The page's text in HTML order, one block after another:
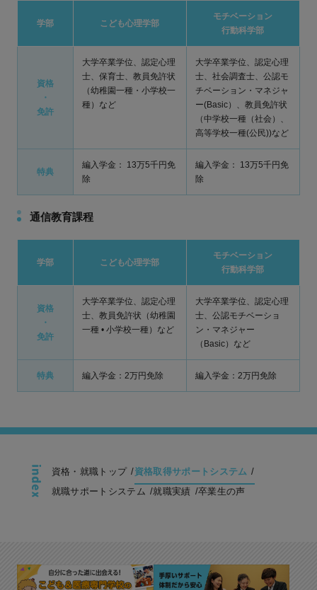
学部 こども心理学部
モチベーション
行動科学部
資格
・
免許
大学卒業学位、認定心理
士、保育士、教員免許状
（幼稚園一種・小学校一
種）など
大学卒業学位、認定心理
士、社会調査士、公認モ
チベーション・マネジャ
ー(Basic）、教員免許状
（中学校一種（社会）、
高等学校一種(公民))など
特典
編入学金： 13万5千円免
除
編入学金： 13万5千円免
除
通信教育課程
学部 こども心理学部
モチベーション
行動科学部
資格
・
免許
大学卒業学位、認定心理
士、教員免許状（幼稚園
一種 • 小学校一種）など
大学卒業学位、認定心理
士、公認モチベーショ
ン・マネジャー
（Basic）など
特典 編入学金：2万円免除 編入学金：2万円免除
資格・就職トップ
資格取得サポートシステム
就職サポートシステム
就職実績 卒業生の声